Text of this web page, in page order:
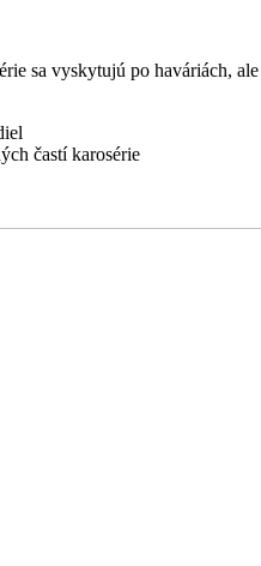
sa vyskytujú po haváriách,
častí karosérie